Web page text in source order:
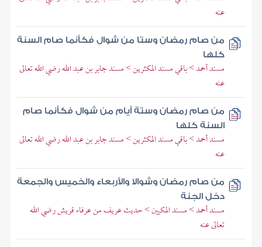
عنه
من صام رمضان وستا من شوال فكأنما صام السنة
كلها
مسند أحمد > باقي مسند المكثرين > مسند جابر بن عبد الله رضي الله تعالى
عنه
من صام رمضان وستة أيام من شوال فكأنما صام
السنة كلها
مسند أحمد > باقي مسند المكثرين > مسند جابر بن عبد الله رضي الله تعالى
عنه
من صام رمضان وشوالا والأربعاء والخميس والجمعة
دخل الجنة
مسند أحمد > مسند المكيين > حديث عريف من عرفاء قريش رضي الله
تعالى عنه